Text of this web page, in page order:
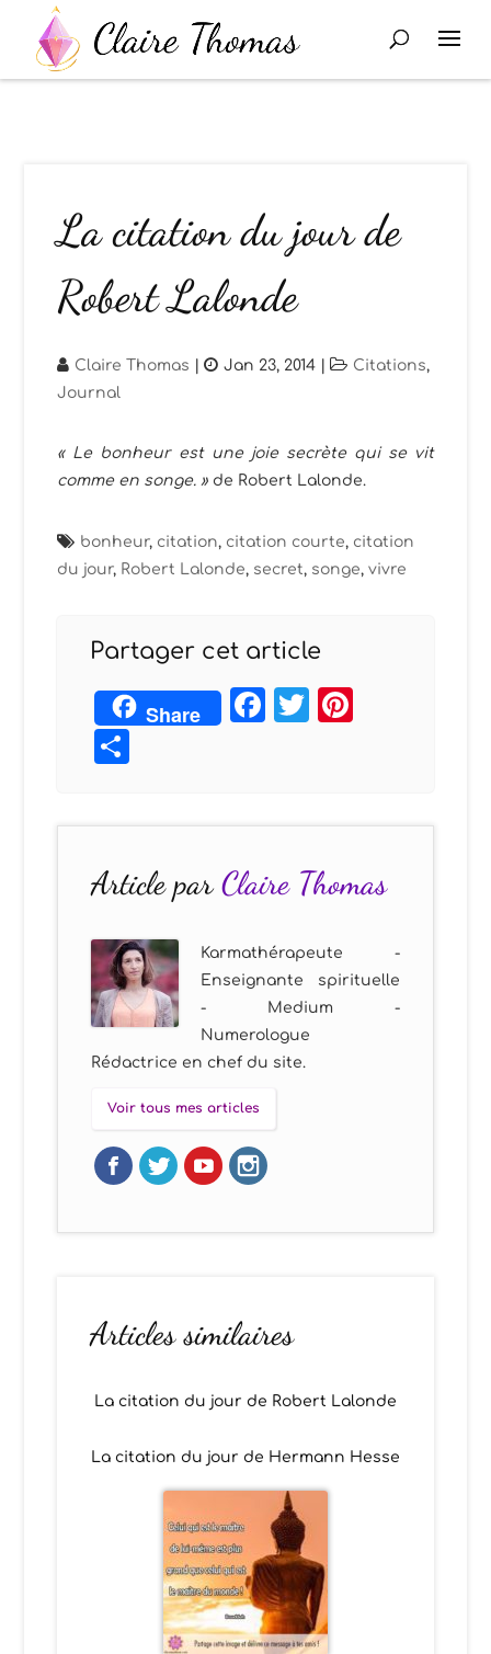
La citation du jour de
Robert Lalonde
Claire Thomas | Jan 23, 2014 | Citations,
Journal
« Le bonheur est une joie secrète qui se vit
comme en songe. » de Robert Lalonde.
bonheur, citation, citation courte, citation
du jour, Robert Lalonde, secret, songe,vivre
Partager cet article
Share Facebook
Twitter
Article parClaire Thomas
Karmathérapeute -
Enseignante spirituelle
- Medium -
Numerologue
Rédactrice en chef du site.
Voir tous mes articles
Articles similaires
La citation du jour de Robert Lalonde
La citation du jour de Hermann Hesse